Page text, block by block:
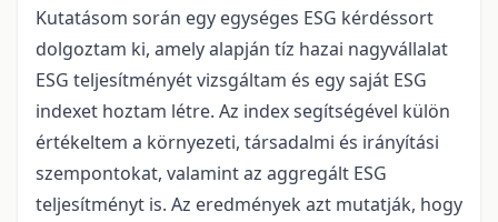
Kutatásom során egy egységes ESG kérdéssort
dolgoztam ki, amely alapján tíz hazai nagyvállalat
ESG teljesítményét vizsgáltam és egy saját ESG
indexet hoztam létre. Az index segítségével külön
értékeltem a környezeti, társadalmi és irányítási
szempontokat, valamint az aggregált ESG
teljesítményt is. Az eredmények azt mutatják, hogy